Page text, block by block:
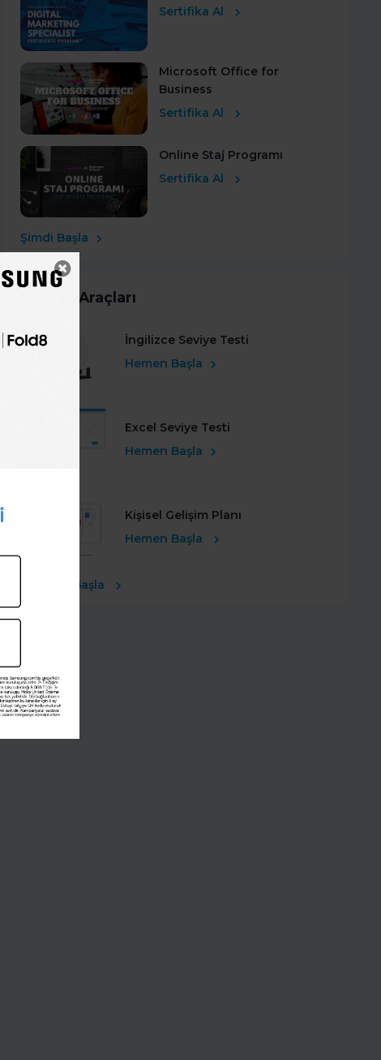
Sertifika Al
Microsoft Office for
Business
Sertifika Al
Online Staj Programı
Sertifika Al
Şimdi Başla
Kariyer Araçları
İngilizce Seviye Testi
Hemen Başla
Excel Seviye Testi
Hemen Başla
Kişisel Gelişim Planı
Hemen Başla
Ücretsiz Başla